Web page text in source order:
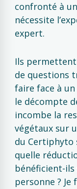
confronté à
nécessite
expert.
Ils
de questions
faire face à
le décompte
incombe la
végétaux sur
du Certiphyto
quelle
bénéficient-ils
personne ?